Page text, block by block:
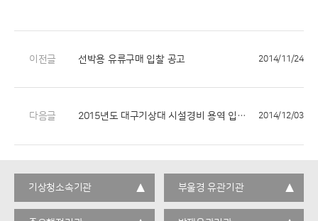
이전글 선박용 유류구매 입찰 공고 2014/11/24
다음글 2015년도 대구기상대 시설경비 용역 입찰 공고 2014/12/03
기상청소속기관 부울경 유관기관